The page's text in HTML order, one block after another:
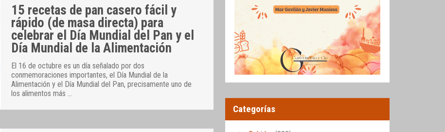
15 recetas de pan casero fácil y
rápido (de masa directa) para
celebrar el Día Mundial del Pan y el
Día Mundial de la Alimentación
El 16 de octubre es un día señalado por dos
conmemoraciones importantes, el Día Mundial de la
Alimentación y el Día Mundial del Pan, precisamente uno de
los alimentos más …
Categorías